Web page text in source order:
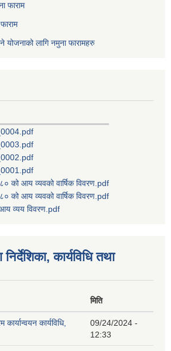
फाराम
योजनाको लागि नमुना फारामहरु
को आय व्यवको वार्षिक विवरण.pdf
को आय व्यवको वार्षिक विवरण.pdf
व्यय विवरण.pdf
कार्यविधि तथा
मिति
कार्यविधि,
09/24/2024 -
12:33